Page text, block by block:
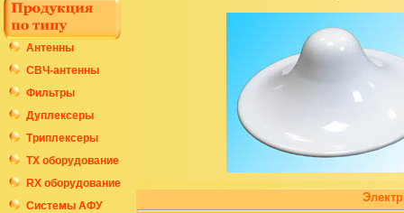
Антенны
СВЧ-антенны
Фильтры
Дуплексеры
Триплексеры
ТХ оборудование
RX оборудование
Системы АФУ